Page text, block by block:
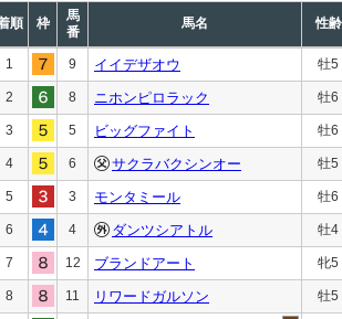
順 枠
馬
番
馬名 性齢
1 9 イイデザオウ 牡5
2 8 ニホンピロラック 牡6
3 5 ビッグファイト 牡6
4 6 サクラバクシンオー 牡5
5 3 モンタミール 牡6
6 4 ダンツシアトル 牡4
7 12 ブランドアート 牝5
8 11 リワードガルソン 牡5